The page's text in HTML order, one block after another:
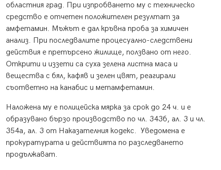
областния град. При изпробването му с техническо
средство е отчетен положителен резултат за
амфетамин. Мъжът е дал кръвна проба за химичен
анализ. При последвалите процесуално-следствени
действия е претърсено жилище, ползвано от него.
Открити и иззети са суха зелена листна маса и
вещества с бял, кафяв и зелен цвят, реагирали
съответно на канабис и метамфетамин.
Наложена му е полицейска мярка за срок до 24 ч. и е
образувано бързо производство по чл. 343б, ал. 3 и чл.
354а, ал. 3 от Наказателния кодекс. Уведомена е
прокуратурата и действията по разследването
продължават.